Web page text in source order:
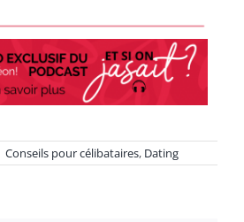
Conseils pour célibataires, Dating